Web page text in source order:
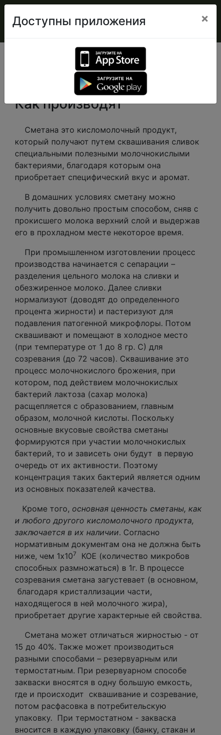
Сметана
Как производят
Сметана это кисломолочный продукт,
который получают путем сквашивания сливок
специальными полезными молочнокислыми
бактериями, благодаря которым она
приобретает специфический вкус и аромат.
В домашних условиях сметану можно
получить довольно простым способом, сняв с
прокисшего молока верхний слой и выдержав
его в прохладном месте некоторое время.
При промышленном изготовлении процесс
производства начинается с сепарации –
разделения цельного молока на сливки и
обезжиренное молоко. Далее сливки
нормализуют (доводят до определенного
процента жирности) и пастеризуют для
подавления патогенной микрофлоры. Потом
сквашивают и помещают в холодное место
(при температуре от 1 до 8 гр. С) для
созревания (до 72 часов). Сквашивание это
процесс молочнокислого брожения, при
котором, под действием молочнокислых
бактерий лактоза (сахар молока)
расщепляется с образованием, главным
образом, молочной кислоты. Поскольку
основные вкусовые свойства сметаны
формируются при участии молочнокислых
бактерий, то и зависеть они будут в первую
очередь от их активности. Поэтому
концентрация таких бактерий является одним
из основных показателей качества.
Кроме того, основная ценность сметаны, как
и любого другого кисломолочного продукта,
заключается в их наличии. Согласно
нормативным документам она не должна быть
ниже, чем 1х107
КОЕ (количество микробов
способных размножаться) в 1г. В процессе
созревания сметана загустевает (в основном,
благодаря кристаллизации части,
находящегося в ней молочного жира),
приобретает другие характерные ей свойства.
Сметана может отличаться жирностью - от
15 до 40%. Также может производиться
разными способами – резервуарным или
термостатным. При резервуарном способе
закваски вносятся в одну большую емкость,
где и происходит сквашивание и созревание,
потом расфасовка в потребительскую
упаковку. При термостатном - закваска
вносится в каждую упаковку (банку, стакан и
Доступны приложения ×